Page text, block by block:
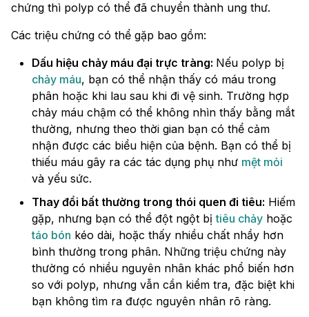
chứng thì polyp có thể đã chuyển thành ung thư.
Các triệu chứng có thể gặp bao gồm:
Dấu hiệu chảy máu đại trực tràng: Nếu polyp bị
chảy máu, bạn có thể nhận thấy có máu trong
phân hoặc khi lau sau khi đi vệ sinh. Trường hợp
chảy máu chậm có thể không nhìn thấy bằng mắt
thường, nhưng theo thời gian bạn có thể cảm
nhận được các biểu hiện của bệnh. Bạn có thể bị
thiếu máu gây ra các tác dụng phụ như mệt mỏi
và yếu sức.
Thay đổi bất thường trong thói quen đi tiêu: Hiếm
gặp, nhưng bạn có thể đột ngột bịtiêu chảy hoặc
táo bón kéo dài, hoặc thấy nhiều chất nhầy hơn
bình thường trong phân. Những triệu chứng này
thường có nhiều nguyên nhân khác phổ biến hơn
so với polyp, nhưng vẫn cần kiểm tra, đặc biệt khi
bạn không tìm ra được nguyên nhân rõ ràng.